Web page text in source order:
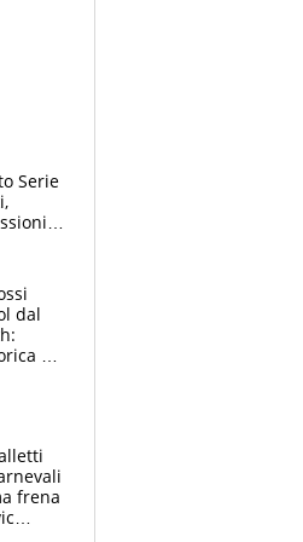
Serie
dal
ed
frena